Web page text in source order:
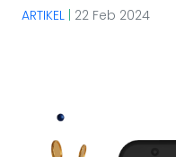
ARTIKEL 22 Feb 2024